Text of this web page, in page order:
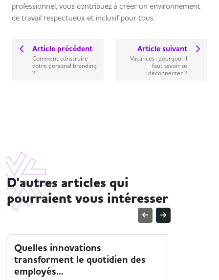
professionnel, vous contribuez à créer un environnement
de travail respectueux et inclusif pour tous.
Article précédent
Comment construire
votre personal branding
?
Article suivant
Vacances : pourquoi il
faut savoir se
déconnecter ?
D'autres articles qui
pourraient vous intéresser
Quelles innovations
transforment le quotidien des
employés...